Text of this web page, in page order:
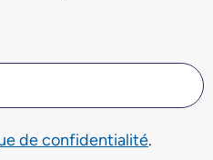
à la newsletter
de confidentialité.